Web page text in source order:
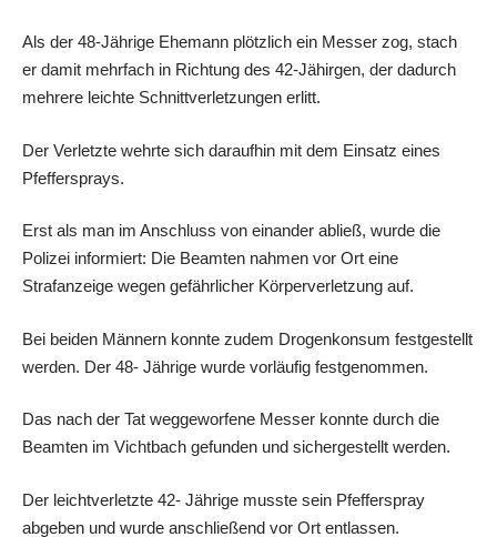
Als der 48-Jährige Ehemann plötzlich ein Messer zog, stach
er damit mehrfach in Richtung des 42-Jähirgen, der dadurch
mehrere leichte Schnittverletzungen erlitt.
Der Verletzte wehrte sich daraufhin mit dem Einsatz eines
Pfeffersprays.
Erst als man im Anschluss von einander abließ, wurde die
Polizei informiert: Die Beamten nahmen vor Ort eine
Strafanzeige wegen gefährlicher Körperverletzung auf.
Bei beiden Männern konnte zudem Drogenkonsum festgestellt
werden. Der 48- Jährige wurde vorläufig festgenommen.
Das nach der Tat weggeworfene Messer konnte durch die
Beamten im Vichtbach gefunden und sichergestellt werden.
Der leichtverletzte 42- Jährige musste sein Pfefferspray
abgeben und wurde anschließend vor Ort entlassen.